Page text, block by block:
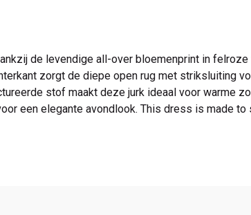
de levendige all-over bloemenprint in felroze
zorgt de diepe open rug met striksluiting
stof maakt deze jurk ideaal voor warme
een elegante avondlook. This dress is made to